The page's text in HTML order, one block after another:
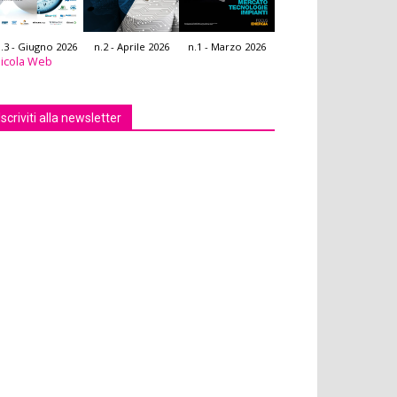
- Giugno 2026 n.2 - Aprile 2026 n.1 - Marzo 2026
Web
alla newsletter